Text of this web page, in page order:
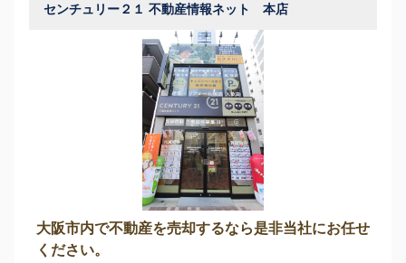
センチュリー２１ 不動産情報ネット 本店
大阪市内で不動産を売却するなら是非当社にお任せ
ください。